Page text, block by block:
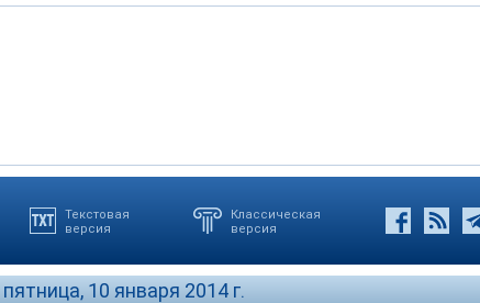
Текстовая
версия
Классическая
версия
пятница, 10 января 2014 г.